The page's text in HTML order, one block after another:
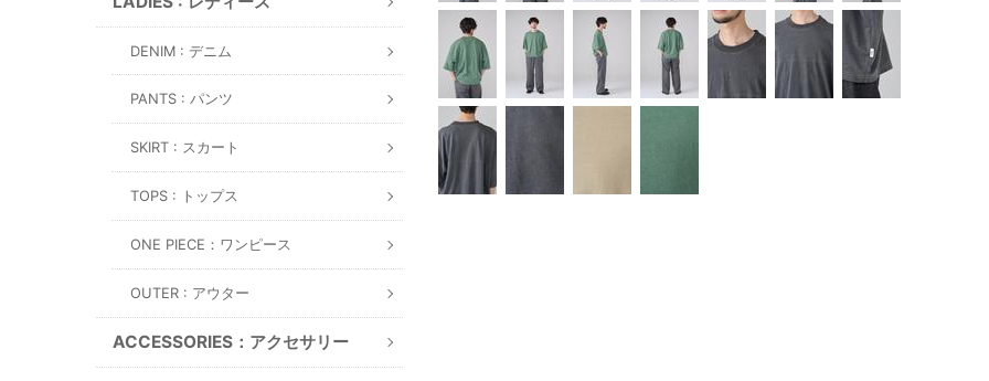
DENIM : デニム
PANTS : パンツ
SKIRT : スカート
TOPS : トップス
ONE PIECE：ワンピース
OUTER : アウター
ACCESSORIES：アクセサリー